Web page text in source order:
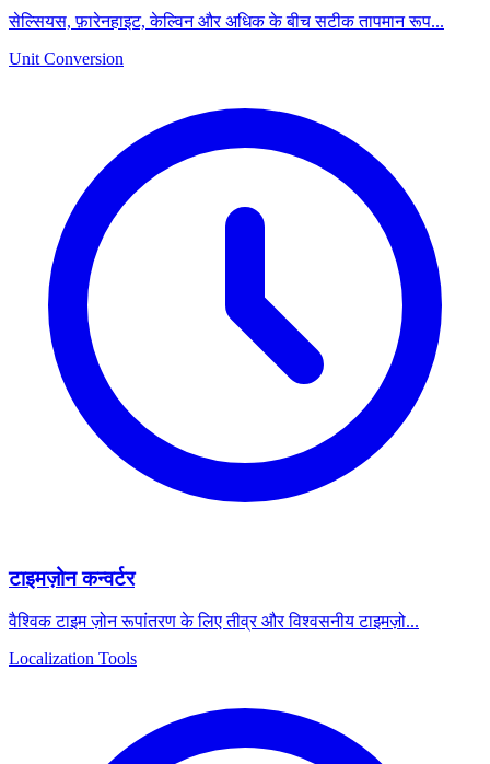
सेल्सियस, फ़ारेनहाइट, केल्विन और अधिक के बीच सटीक तापमान रूप...
Unit Conversion
टाइमज़ोन कन्वर्टर
वैश्विक टाइम ज़ोन रूपांतरण के लिए तीव्र और विश्वसनीय टाइमज़ो...
Localization Tools